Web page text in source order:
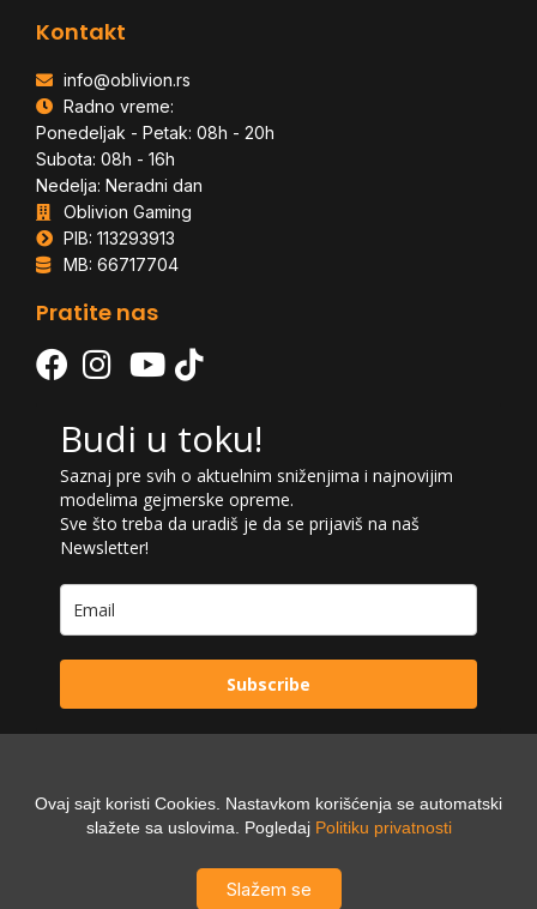
Kontakt
info@oblivion.rs
Radno vreme:
Ponedeljak - Petak: 08h - 20h
Subota: 08h - 16h
Nedelja: Neradni dan
Oblivion Gaming
PIB: 113293913
MB: 66717704
Pratite nas
Budi u toku!
Saznaj pre svih o aktuelnim sniženjima i najnovijim
modelima gejmerske opreme.
Sve što treba da uradiš je da se prijaviš na naš
Newsletter!
Subscribe
Powered by:
Digilex
Ovaj sajt koristi Cookies. Nastavkom korišćenja se automatski
slažete sa uslovima. Pogledaj Politiku privatnosti
Slažem se